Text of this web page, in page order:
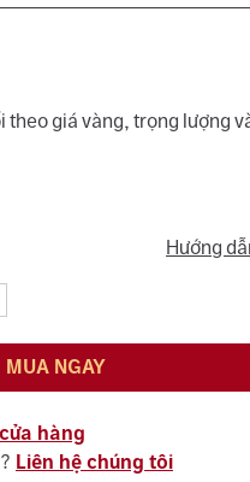
theo giá vàng, trọng lượng
Hướng
MUA NGAY
hàng
Liên hệ chúng tôi